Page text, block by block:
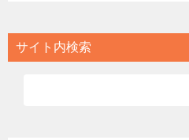
サイト内検索